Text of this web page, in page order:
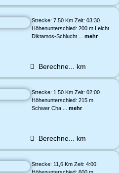
Strecke: 7,50 Km Zeit: 03:30
Höhenunterschied: 200 m Leicht
Diktamos-Schlucht ... mehr
Berechne... km
Strecke: 1,50 Km Zeit: 02:00
Höhenunterschied: 215 m
Schwer Cha ... mehr
Berechne... km
Strecke: 11,6 Km Zeit: 4:00